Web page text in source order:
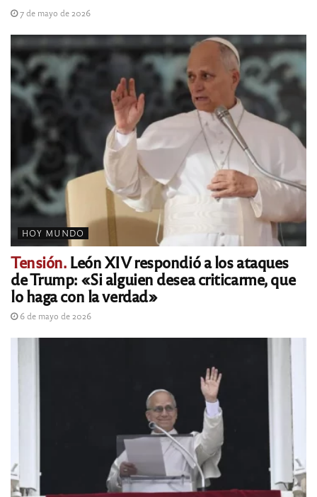
7 de mayo de 2026
HOY MUNDO
Tensión.León XIV respondió a los ataques
de Trump: «Si alguien desea criticarme, que
lo haga con la verdad»
6 de mayo de 2026